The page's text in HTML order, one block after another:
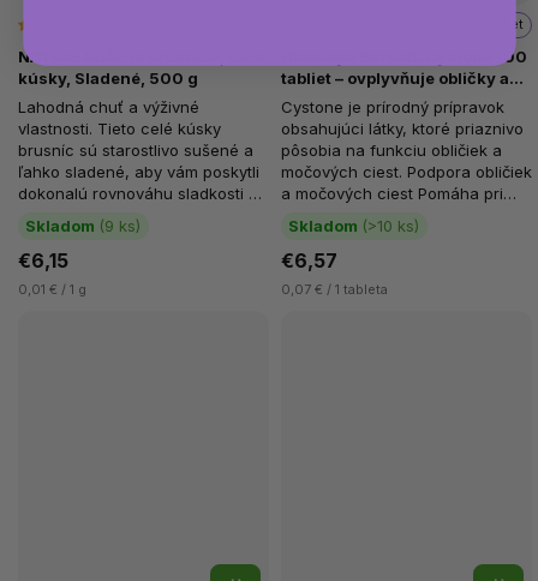
NATIOS Sušené brusnice, Celé
kúsky, Sladené, 500 g
Skladom (9 ks)
€6,15
0,01 € / 1 g
Lahodná chuť a výživné
vlastnosti. Tieto celé kúsky
brusníc sú starostlivo sušené a
ľahko sladené, aby vám poskytli
dokonalú rovnováhu sladkosti a
prirodzenej kyslosti. Brusnice...
Himalaya Herbals Cystone 100
tabliet – ovplyvňuje obličky a
močové cesty
Skladom (>10 ks)
100 tabliet
€6,57
0,07 € / 1 tableta
Cystone je prírodný prípravok
obsahujúci látky, ktoré priaznivo
pôsobia na funkciu obličiek a
močových ciest. Podpora obličiek
a močových ciest Pomáha pri
zápaloch a...